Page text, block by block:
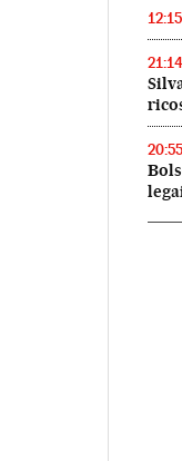
12:15
21:14
20:55